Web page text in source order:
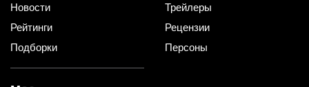
Новости
Рейтинги
Подборки
Трейлеры
Рецензии
Персоны